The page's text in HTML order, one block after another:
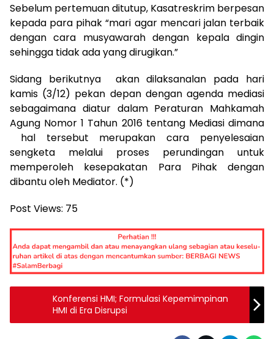
Sebelum pertemuan ditutup, Kasatreskrim berpesan
kepada para pihak “mari agar mencari jalan terbaik
dengan cara musyawarah dengan kepala dingin
sehingga tidak ada yang dirugikan.”
Sidang berikutnya akan dilaksanalan pada hari
kamis (3/12) pekan depan dengan agenda mediasi
sebagaimana diatur dalam Peraturan Mahkamah
Agung Nomor 1 Tahun 2016 tentang Mediasi dimana
hal tersebut merupakan cara penyelesaian
sengketa melalui proses perundingan untuk
memperoleh kesepakatan Para Pihak dengan
dibantu oleh Mediator. (*)
Post Views: 75
Konferensi HMI; Formulasi Kepemimpinan
HMI di Era Disrupsi